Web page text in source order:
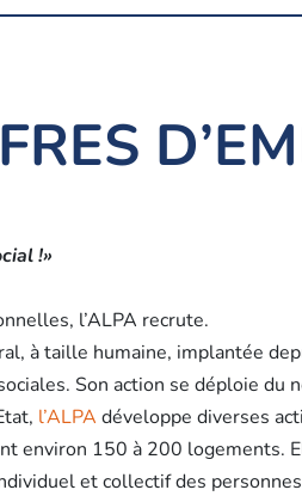
!»
l’ALPA recrute.
à taille humaine, implantée
Son action se déploie du
l’ALPA développe diverses
environ 150 à 200 logements.
et collectif des